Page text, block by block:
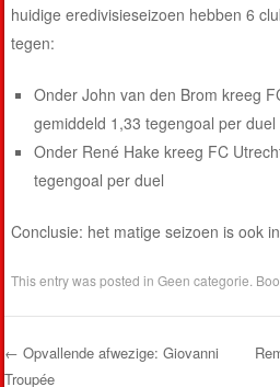
huidige eredivisieseizoen hebben 6
tegen:
Onder John van den Brom kreeg
gemiddeld 1,33 tegengoal per duel
Onder René Hake kreeg FC
tegengoal per duel
Conclusie: het matige seizoen is ook
This entry was posted inGeen categorie .
← Opvallende afwezige: Giovanni
Troupée